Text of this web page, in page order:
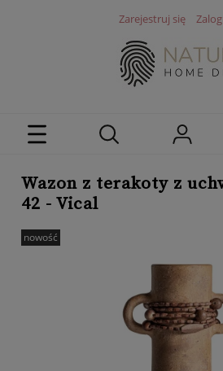
Zarejestruj się
Wazon z terakoty z
42 - Vical
nowość